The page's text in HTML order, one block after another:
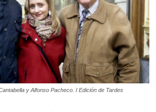
y Alfonso Pacheco. I Edición de Tardes